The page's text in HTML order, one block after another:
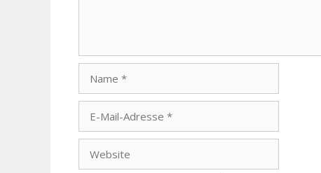
Mail-
Adresse